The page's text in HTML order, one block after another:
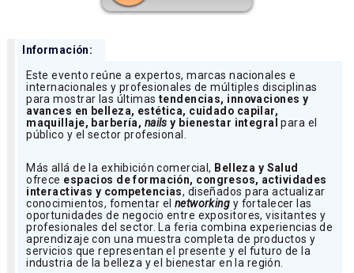
Información:
Este evento reúne a expertos, marcas nacionales e
internacionales y profesionales de múltiples disciplinas
para mostrar las últimastendencias, innovaciones y
avances en belleza, estética, cuidado capilar,
maquillaje, barbería, nailsy bienestar integral para el
público y el sector profesional.
Más allá de la exhibición comercial, Belleza y Salud
ofrece espacios de formación, congresos, actividades
interactivas y competencias, diseñados para actualizar
conocimientos, fomentar el networking y fortalecer las
oportunidades de negocio entre expositores, visitantes y
profesionales del sector. La feria combina experiencias de
aprendizaje con una muestra completa de productos y
servicios que representan el presente y el futuro de la
industria de la belleza y el bienestar en la región.